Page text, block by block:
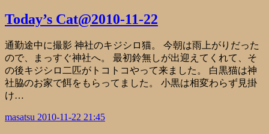
Today’s Cat@2010-11-22
通勤途中に撮影 神社のキジシロ猫。 今朝は雨上がりだった
ので、まっすぐ神社へ。 最初鈴無しが出迎えてくれて、そ
の後キジシロ二匹がトコトコやって来ました。 白黒猫は神
社脇のお家で餌をもらってました。 小黒は相変わらず見掛
け…
masatsu 2010-11-22 21:45